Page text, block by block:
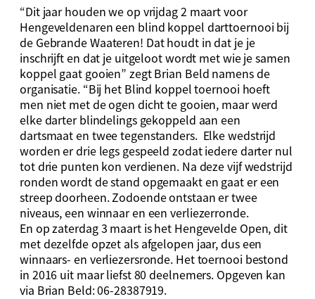
“Dit jaar houden we op vrijdag 2 maart voor
Hengeveldenaren een blind koppel darttoernooi bij
de Gebrande Waateren! Dat houdt in dat je je
inschrijft en dat je uitgeloot wordt met wie je samen
koppel gaat gooien” zegt Brian Beld namens de
organisatie. “Bij het Blind koppel toernooi hoeft
men niet met de ogen dicht te gooien, maar werd
elke darter blindelings gekoppeld aan een
dartsmaat en twee tegenstanders. Elke wedstrijd
worden er drie legs gespeeld zodat iedere darter nul
tot drie punten kon verdienen. Na deze vijf wedstrijd
ronden wordt de stand opgemaakt en gaat er een
streep doorheen. Zodoende ontstaan er twee
niveaus, een winnaar en een verliezerronde.
En op zaterdag 3 maart is het Hengevelde Open, dit
met dezelfde opzet als afgelopen jaar, dus een
winnaars- en verliezersronde. Het toernooi bestond
in 2016 uit maar liefst 80 deelnemers. Opgeven kan
via Brian Beld: 06-28387919.